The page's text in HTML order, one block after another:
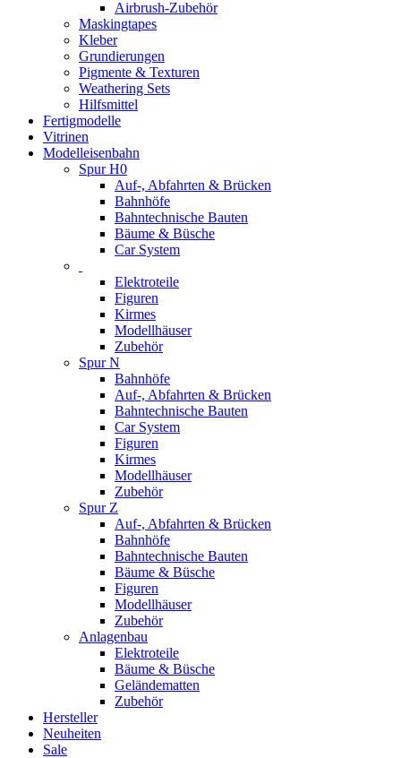
Airbrush-Zubehör
Maskingtapes
Kleber
Grundierungen
Pigmente & Texturen
Weathering Sets
Hilfsmittel
Fertigmodelle
Vitrinen
Modelleisenbahn
Spur H0
Auf-, Abfahrten & Brücken
Bahnhöfe
Bahntechnische Bauten
Bäume & Büsche
Car System
Elektroteile
Figuren
Kirmes
Modellhäuser
Zubehör
Spur N
Bahnhöfe
Auf-, Abfahrten & Brücken
Bahntechnische Bauten
Car System
Figuren
Kirmes
Modellhäuser
Zubehör
Spur Z
Auf-, Abfahrten & Brücken
Bahnhöfe
Bahntechnische Bauten
Bäume & Büsche
Figuren
Modellhäuser
Zubehör
Anlagenbau
Elektroteile
Bäume & Büsche
Geländematten
Zubehör
Hersteller
Neuheiten
Sale